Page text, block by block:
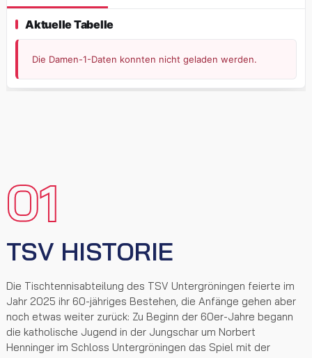
01
TSV HISTORIE
Die Tischtennisabteilung des TSV Untergröningen feierte im
Jahr 2025 ihr 60-jähriges Bestehen, die Anfänge gehen aber
noch etwas weiter zurück: Zu Beginn der 60er-Jahre begann
die katholische Jugend in der Jungschar um Norbert
Henninger im Schloss Untergröningen das Spiel mit der